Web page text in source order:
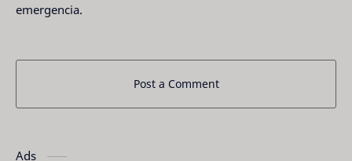
emergencia.
Post a Comment
Ads